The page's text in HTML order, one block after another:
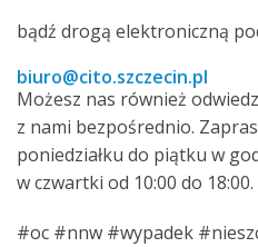
bądź drogą elektroniczną
biuro@cito.szczecin.pl
Możesz nas również
z nami bezpośrednio.
poniedziałku do piątku w
w czwartki od 10:00 do 18:00.
#oc #nnw #wypadek